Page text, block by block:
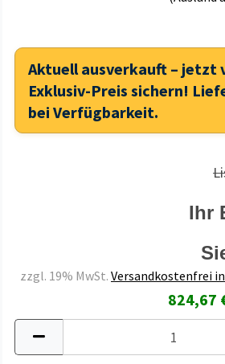
Aktuell ausverkauft – jetzt
Exklusiv-Preis sichern!
bei Verfügbarkeit.
Ihr
zzgl. 19% MwSt. Versandkostenfrei
824,67